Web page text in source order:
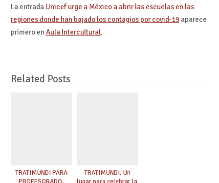
La entrada Unicef urge a México a abrir las escuelas en las
regiones donde han bajado los contagios por covid-19aparece
primero en Aula Intercultural.
Related Posts
TRATIMUNDI PARA
PROFESORADO.
TRATIMUNDI. Un
lugar para celebrar la